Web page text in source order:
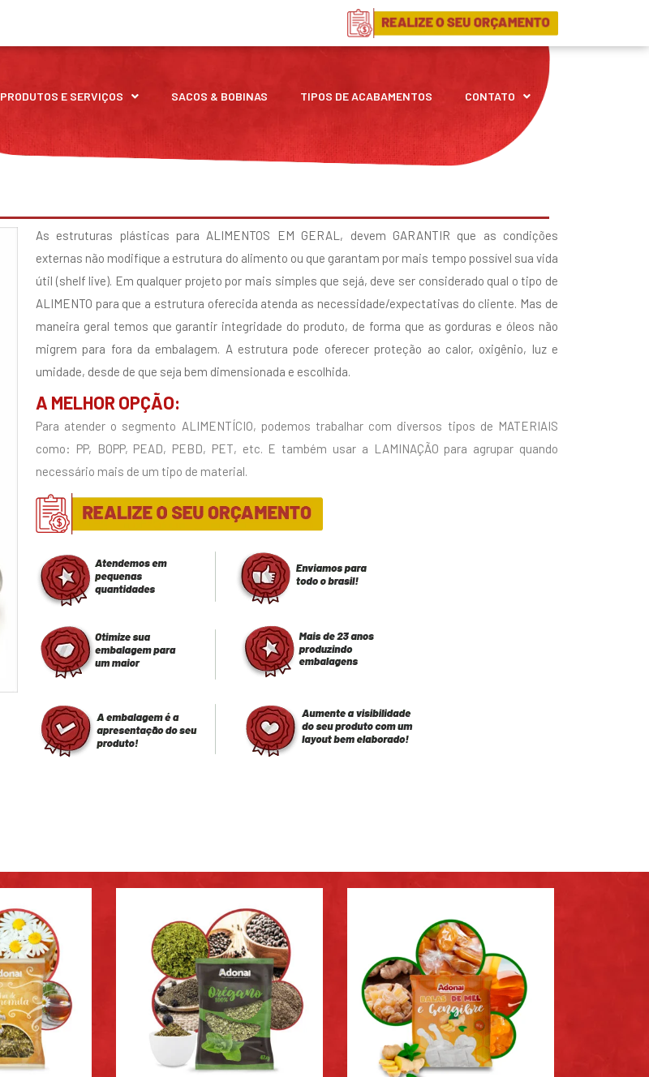
PRODUTOS E SERVIÇOS SACOS & BOBINAS​ TIPOS DE ACABAMENTOS CONTATO
As estruturas plásticas para ALIMENTOS EM GERAL, devem GARANTIR que as condições
externas não modifique a estrutura do alimento ou que garantam por mais tempo possível sua vida
útil (shelf live). Em qualquer projeto por mais simples que sejá, deve ser considerado qual o tipo de
ALIMENTO para que a estrutura oferecida atenda as necessidade/expectativas do cliente. Mas de
maneira geral temos que garantir integridade do produto, de forma que as gorduras e óleos não
migrem para fora da embalagem. A estrutura pode oferecer proteção ao calor, oxigênio, luz e
umidade, desde de que seja bem dimensionada e escolhida.
A MELHOR OPÇÃO:
Para atender o segmento ALIMENTÍCIO, podemos trabalhar com diversos tipos de MATERIAIS
como: PP, BOPP, PEAD, PEBD, PET, etc. E também usar a LAMINAÇÃO para agrupar quando
necessário mais de um tipo de material.